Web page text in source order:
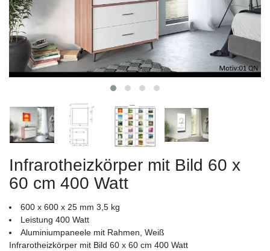
Infrarotheizkörper mit Bild 60 x
60 cm 400 Watt
600 x 600 x 25 mm 3,5 kg
Leistung 400 Watt
Aluminiumpaneele mit Rahmen, Weiß
Infrarotheizkörper mit Bild 60 x 60 cm 400 Watt